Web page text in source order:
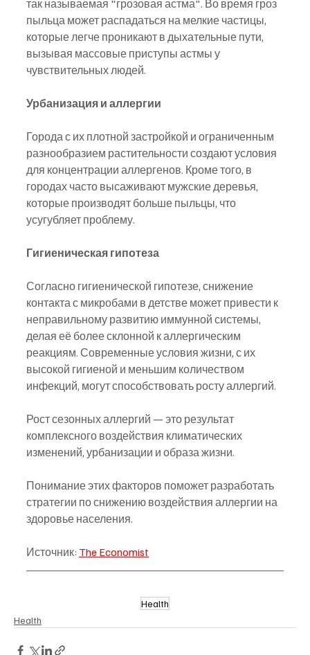
так называемая "грозовая астма". Во время гроз
пыльца может распадаться на мелкие частицы,
которые легче проникают в дыхательные пути,
вызывая массовые приступы астмы у
чувствительных людей.
Урбанизация и аллергии
Города с их плотной застройкой и ограниченным
разнообразием растительности создают условия
для концентрации аллергенов. Кроме того, в
городах часто высаживают мужские деревья,
которые производят больше пыльцы, что
усугубляет проблему.
Гигиеническая гипотеза
Согласно гигиенической гипотезе, снижение
контакта с микробами в детстве может привести к
неправильному развитию иммунной системы,
делая её более склонной к аллергическим
реакциям. Современные условия жизни, с их
высокой гигиеной и меньшим количеством
инфекций, могут способствовать росту аллергий.
Рост сезонных аллергий — это результат
комплексного воздействия климатических
изменений, урбанизации и образа жизни.
Понимание этих факторов поможет разработать
стратегии по снижению воздействия аллергии на
здоровье населения.
Источник: The Economist
Health
Health